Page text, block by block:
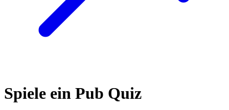
Spiele ein Pub Quiz